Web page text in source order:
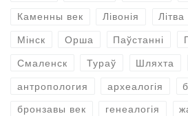
Каменны век Лівонія Літва
Мінск Орша Паўстанні
Смаленск Тураў Шляхта
антропология археалогія
бронзавы век генеалогія